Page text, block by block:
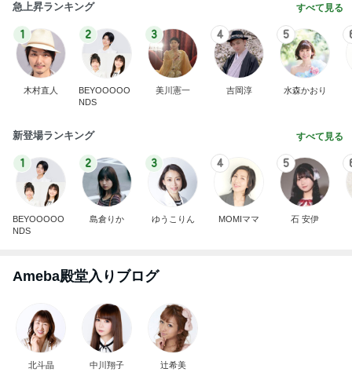
急上昇ランキング すべて見る
1
木村直人
2
BEYOOOOO
NDS
3
美川憲一
4
吉岡淳
5
水森かおり
新登場ランキング すべて見る
1
BEYOOOOO
NDS
2
島倉りか
3
ゆうこりん
4
MOMIママ
5
石 安伊
Ameba殿堂入りブログ
北斗晶 中川翔子 辻希美